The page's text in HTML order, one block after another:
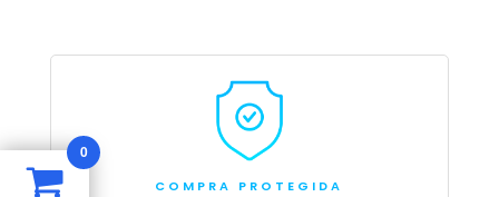
COMPRA PROTEGIDA
0